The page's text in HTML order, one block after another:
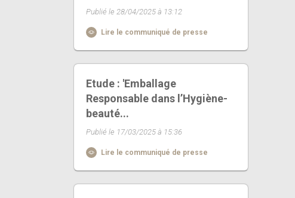
Publié le 28/04/2025 à 13:12
Lire le communiqué de presse
Etude : 'Emballage
Responsable dans l’Hygiène-
beauté...
Publié le 17/03/2025 à 15:36
Lire le communiqué de presse